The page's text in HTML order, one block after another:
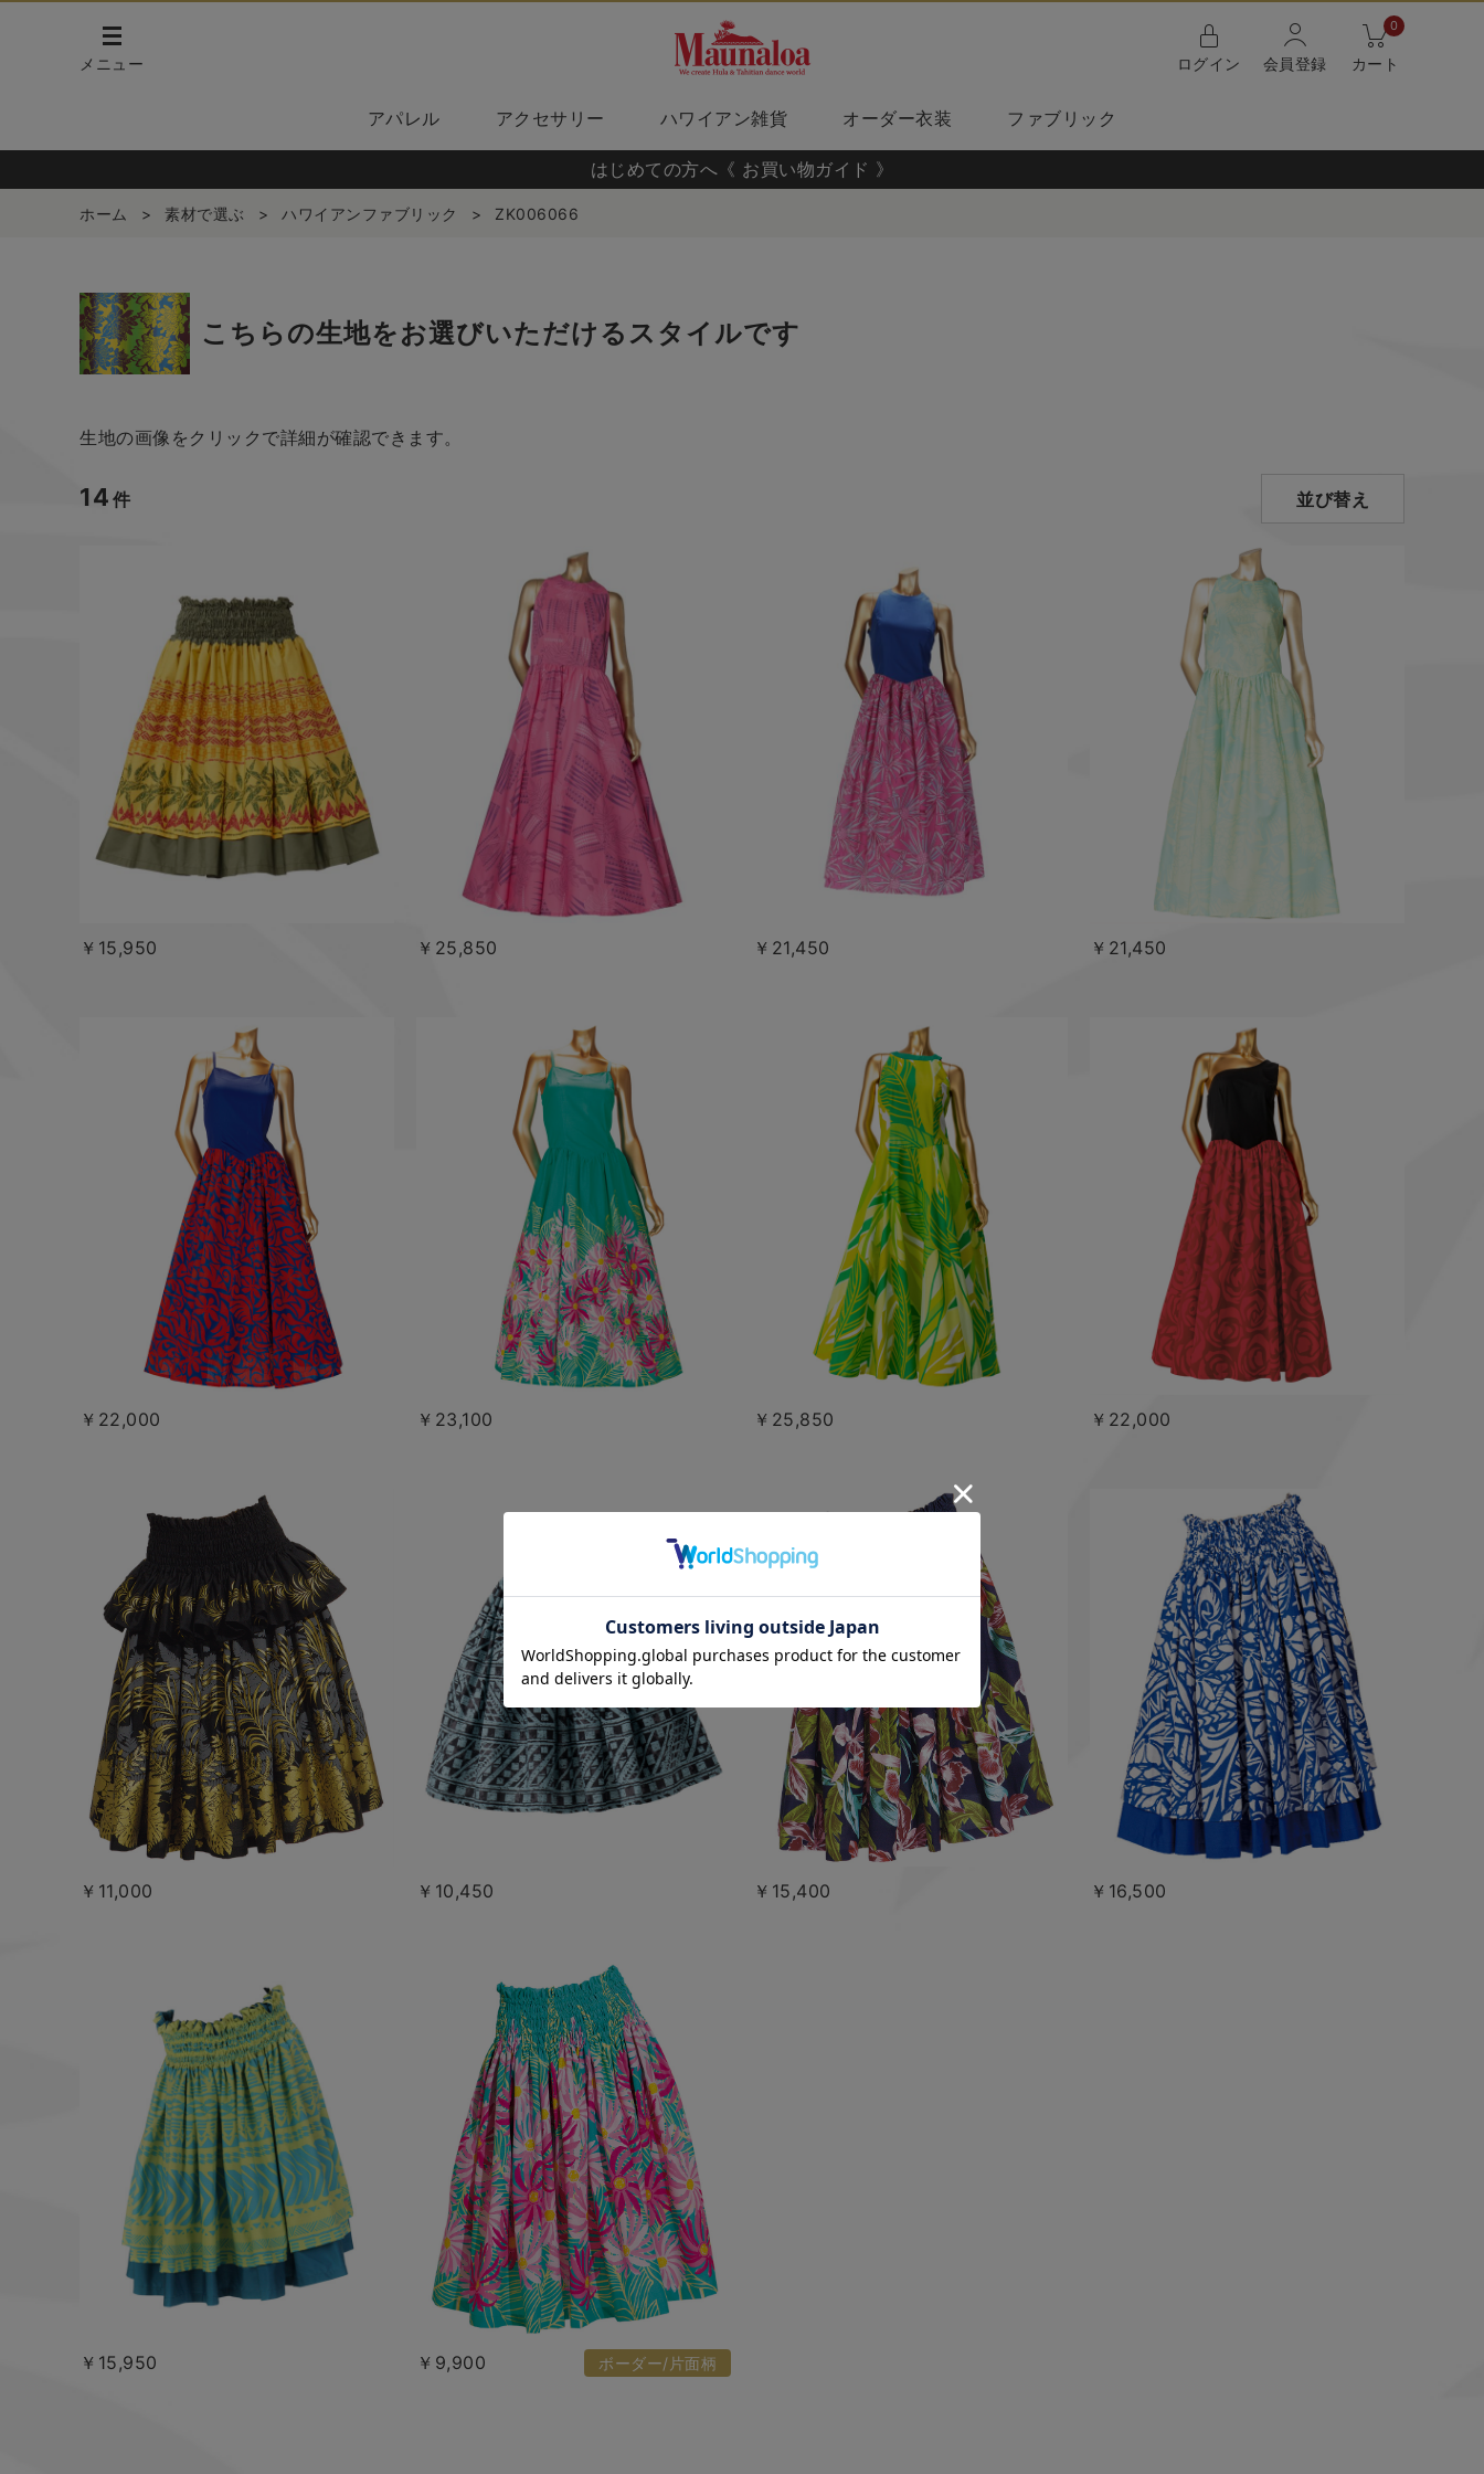
メニュー ログイン 会員登録
0
カート
アパレル アクセサリー ハワイアン雑貨 オーダー衣装 ファブリック
はじめての方へ《 お買い物ガイド 》
ホーム > 素材で選ぶ > ハワイアンファブリック > ZK006066
こちらの生地をお選びいただけるスタイルです
生地の画像をクリックで詳細が確認できます。
14 件 並び替え
￥15,950 ￥25,850 ￥21,450 ￥21,450
￥22,000 ￥23,100 ￥25,850 ￥22,000
￥11,000 ￥10,450 ￥15,400 ￥16,500
￥15,950 ￥9,900 ボーダー/片面柄